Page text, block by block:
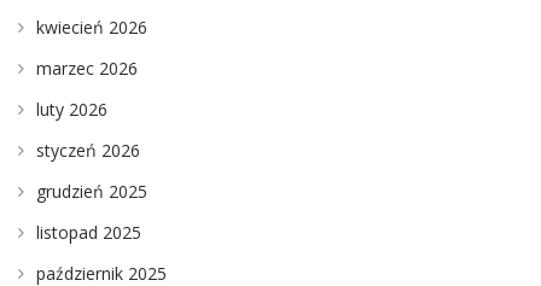
kwiecień 2026
marzec 2026
luty 2026
styczeń 2026
grudzień 2025
listopad 2025
październik 2025